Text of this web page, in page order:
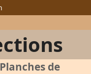
Planches de